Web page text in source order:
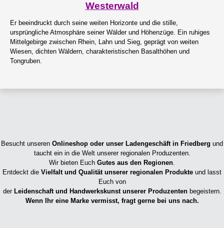
Westerwald
Er beeindruckt durch seine weiten Horizonte und die stille,
ursprüngliche Atmosphäre seiner Wälder und Höhenzüge. Ein ruhiges
Mittelgebirge zwischen Rhein, Lahn und Sieg, geprägt von weiten
Wiesen, dichten Wäldern, charakteristischen Basalthöhen und
Tongruben.
Besucht unseren Onlineshop oder unser Ladengeschäft in Friedberg und
taucht ein in die Welt unserer regionalen Produzenten.
Wir bieten Euch Gutes aus den Regionen
Entdeckt die Vielfalt und Qualität unserer regionalen Produkte und lasst
Euch von
der Leidenschaft und Handwerkskunst unserer Produzentenbegeistern.
Wenn Ihr eine Marke vermisst, fragt gerne bei uns nach.